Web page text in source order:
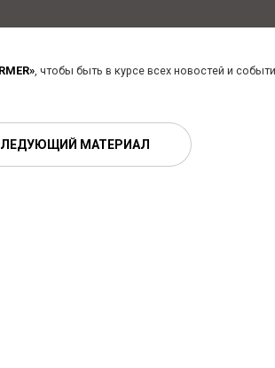
, чтобы быть в курсе всех новостей и
МАТЕРИАЛ